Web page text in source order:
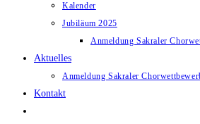
Kalender
Jubiläum 2025
Anmeldung Sakraler
Aktuelles
Anmeldung Sakraler
Kontakt